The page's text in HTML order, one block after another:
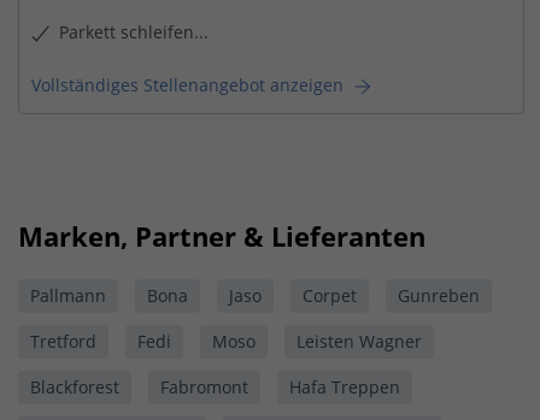
Parkett schleifen...
Vollständiges Stellenangebot anzeigen
Marken, Partner & Lieferanten
Pallmann Bona Jaso Corpet
Gunreben
Tretford
Fedi Moso
Leisten Wagner
Blackforest
Fabromont
Hafa Treppen